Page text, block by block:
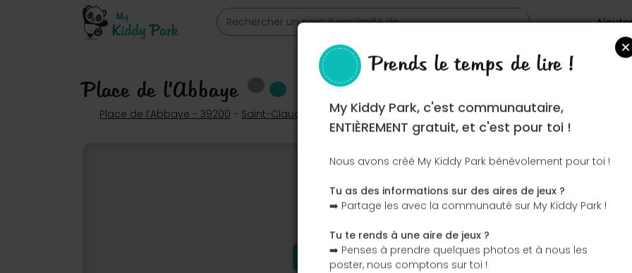
Place de l’Abbaye
Place de l’Abbaye - 39200 - Saint-Claude
Ce parc n'a pas encore été visité ! À toi de jouer !
J'ajoute le nom J'ajoute des photos
Prends le temps de lire !
My Kiddy Park, c'est communautaire,
ENTIÈREMENT gratuit, et c'est pour toi !
Nous avons créé My Kiddy Park bénévolement pour toi !
Tu as des informations sur des aires de jeux ?
➡️ Partage les avec la communauté sur My Kiddy Park !
Tu te rends à une aire de jeux ?
➡️ Penses à prendre quelques photos et à nous les
poster, nous comptons sur toi !